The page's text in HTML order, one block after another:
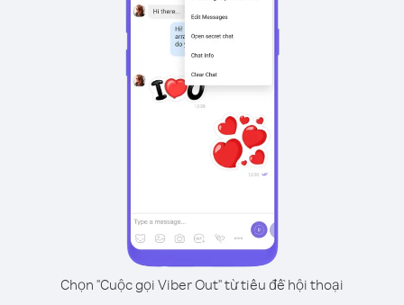
Chọn "Cuộc gọi Viber Out" từ tiêu đề hội thoại